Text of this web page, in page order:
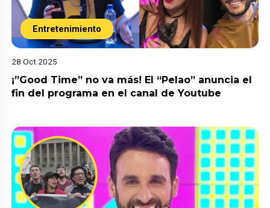
Entretenimiento
28 Oct 2025
¡”Good Time” no va más! El “Pelao” anuncia el
fin del programa en el canal de Youtube